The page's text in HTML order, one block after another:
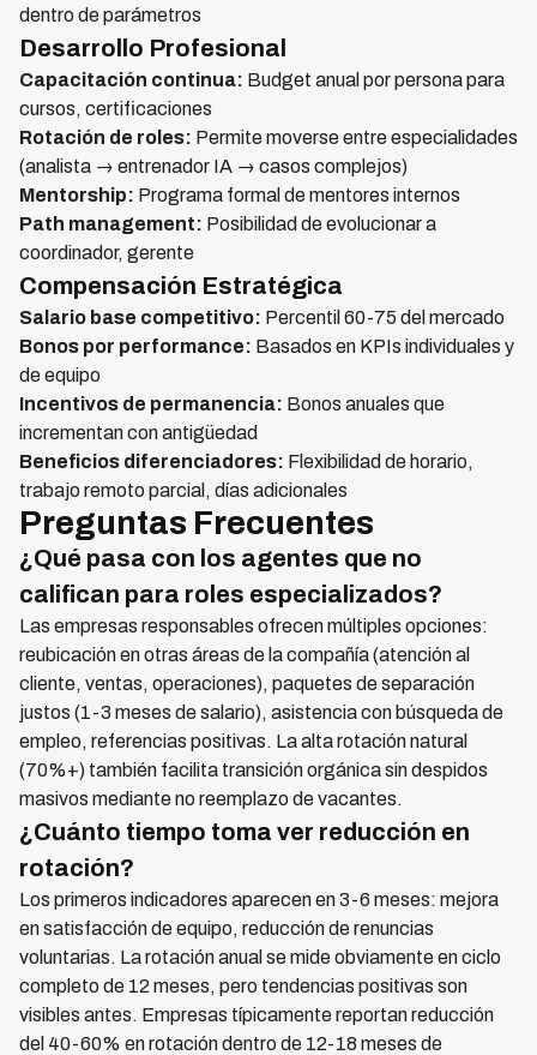
dentro de parámetros
Desarrollo Profesional
Capacitación continua: Budget anual por persona para
cursos, certificaciones
Rotación de roles: Permite moverse entre especialidades
(analista → entrenador IA → casos complejos)
Mentorship: Programa formal de mentores internos
Path management: Posibilidad de evolucionar a
coordinador, gerente
Compensación Estratégica
Salario base competitivo: Percentil 60-75 del mercado
Bonos por performance: Basados en KPIs individuales y
de equipo
Incentivos de permanencia: Bonos anuales que
incrementan con antigüedad
Beneficios diferenciadores: Flexibilidad de horario,
trabajo remoto parcial, días adicionales
Preguntas Frecuentes
¿Qué pasa con los agentes que no
califican para roles especializados?
Las empresas responsables ofrecen múltiples opciones:
reubicación en otras áreas de la compañía (atención al
cliente, ventas, operaciones), paquetes de separación
justos (1-3 meses de salario), asistencia con búsqueda de
empleo, referencias positivas. La alta rotación natural
(70%+) también facilita transición orgánica sin despidos
masivos mediante no reemplazo de vacantes.
¿Cuánto tiempo toma ver reducción en
rotación?
Los primeros indicadores aparecen en 3-6 meses: mejora
en satisfacción de equipo, reducción de renuncias
voluntarias. La rotación anual se mide obviamente en ciclo
completo de 12 meses, pero tendencias positivas son
visibles antes. Empresas típicamente reportan reducción
del 40-60% en rotación dentro de 12-18 meses de